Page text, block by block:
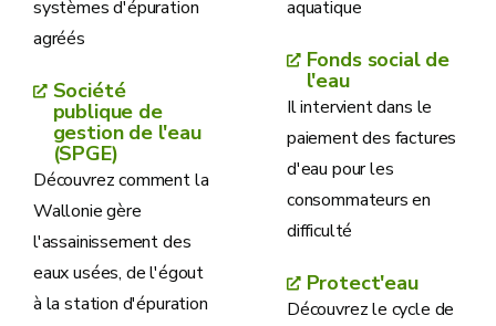
systèmes d'épuration
agréés
Société
publique de
gestion de l'eau
(SPGE)
Découvrez comment la
Wallonie gère
l'assainissement des
eaux usées, de l'égout
à la station d'épuration
aquatique
Fonds social de
l'eau
Il intervient dans le
paiement des factures
d'eau pour les
consommateurs en
difficulté
Protect'eau
Découvrez le cycle de